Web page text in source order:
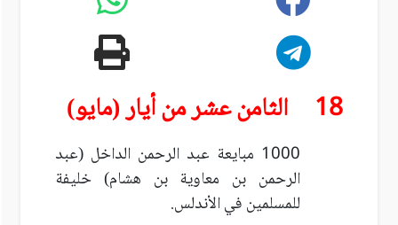
18 الثامن عشر من أيار (مايو)
1000 مبايعة عبد الرحمن الداخل (عبد
الرحمن بن معاوية بن هشام) خليفة
للمسلمين في الأندلس.